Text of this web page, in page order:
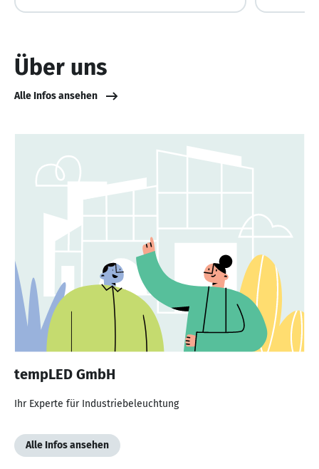
Über uns
Alle Infos ansehen
tempLED GmbH
Ihr Experte für Industrie­beleucht­ung
Alle Infos ansehen